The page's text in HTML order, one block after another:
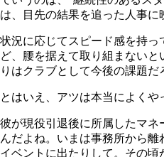
は、目先の結果を追った人事に
状況に応じてスピード感を持
ど、腰を据えて取り組まない
りはクラブとして今後の課題だ
とはいえ、アツは本当によくや
彼が現役引退後に所属したマ
んだよね。いまは事務所から
イベントに出たりして。その